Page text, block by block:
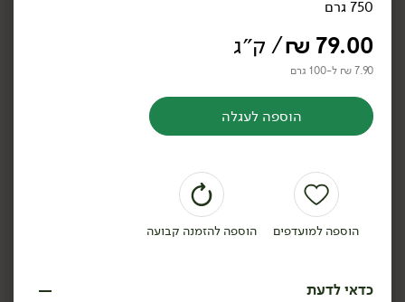
נקניקיות סלמון -
17.45 ₪ ל-100 גרם
הוספה לסל
750 גרם
79.00
₪/ ק״ג
7.90 ₪ ל-100 גרם
הוספה לעגלה
הוספה למועדפים הוספה להזמנה קבועה
כדאי לדעת